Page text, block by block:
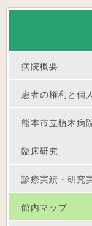
病院概要
患者の権利と個
熊本市立植木病
臨床研究
診療実績・研究
館内マップ